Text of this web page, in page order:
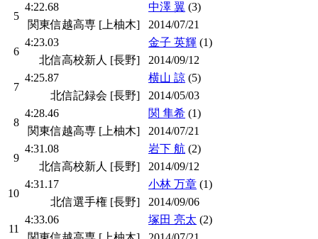
5
4:22.68 中澤 翼 (3)
関東信越高専 [上柚木]
2014/07/21
6
4:23.03 金子 英輝 (1)
北信高校新人 [長野]
2014/09/12
7
4:25.87 横山 諒 (5)
北信記録会 [長野]
2014/05/03
8
4:28.46 関 隼希 (1)
関東信越高専 [上柚木]
2014/07/21
9
4:31.08 岩下 航 (2)
北信高校新人 [長野]
2014/09/12
10
4:31.17 小林 万章 (1)
北信選手権 [長野]
2014/09/06
11
4:33.06 塚田 亮太 (2)